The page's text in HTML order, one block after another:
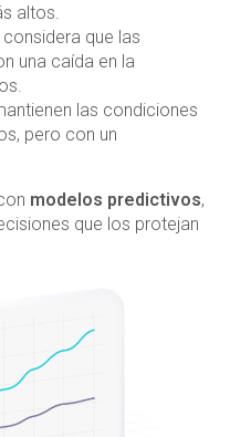
altos.
considera que las
una caída en la
las condiciones
pero con un
modelos predictivos,
que los protejan